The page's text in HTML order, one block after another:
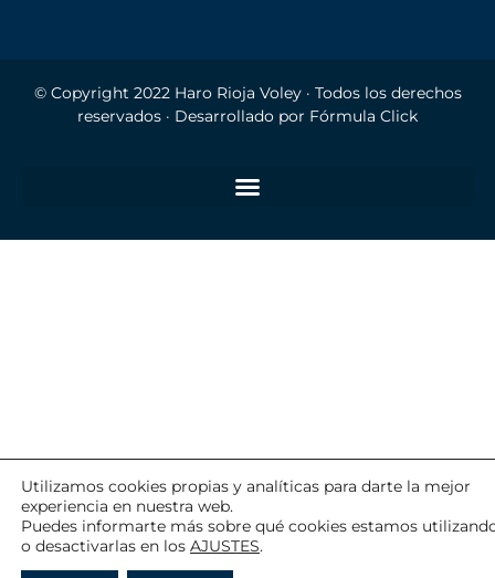
© Copyright 2022 Haro Rioja Voley· Todos los derechos
reservados · Desarrollado por Fórmula Click
Utilizamos cookies propias y analíticas para darte la mejor
experiencia en nuestra web.
Puedes informarte más sobre qué cookies estamos
o desactivarlas en los AJUSTES.